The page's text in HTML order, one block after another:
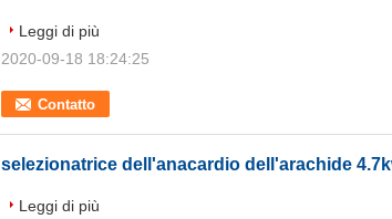
Contatto
Leggi di più
2020-09-18 18:24:25
selezionatrice dell'anacardio dell'arachide
Leggi di più